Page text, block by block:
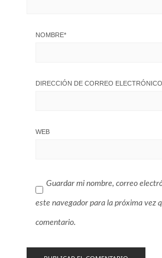
NOMBRE*
DIRECCIÓN DE CORREO ELECTRÓNICO
WEB
Guardar mi nombre, correo
este navegador para la próxima vez
comentario.